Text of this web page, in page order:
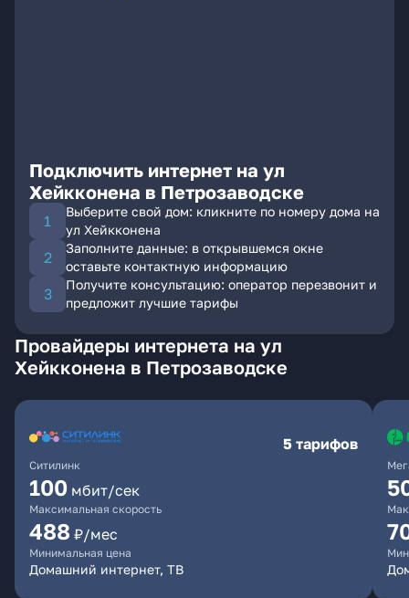
Подключить интернет на ул
Хейкконена в Петрозаводске
Выберите свой дом: кликните по номеру дома на
ул Хейкконена
Заполните данные: в открывшемся окне
оставьте контактную информацию
Получите консультацию: оператор перезвонит и
предложит лучшие тарифы
Провайдеры интернета на ул
Хейкконена в Петрозаводске
Ситилинк
5 тарифов
100 мбит/сек
Максимальная скорость
488 ₽/мес
Минимальная цена
Домашний интернет, ТВ